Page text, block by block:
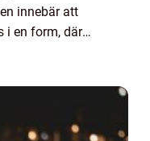
innebär att
i en form, där